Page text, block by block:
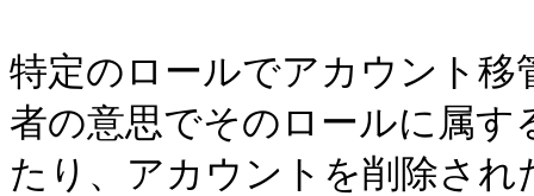
特定のロールでアカウント
者の意思でそのロールに属
たり、アカウントを削除さ